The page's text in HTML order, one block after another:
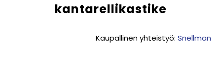
kantarellikastike
Kaupallinen yhteistyö: Snellman